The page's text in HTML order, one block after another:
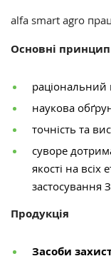
alfa smart agro
Основні
раціональний
наукова
точність та
суворе
якості на
застосування
Продукція
Засоби